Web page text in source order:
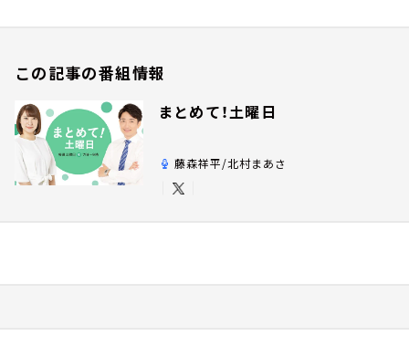
この記事の番組情報
まとめて！土曜日
藤森祥平/北村まあさ